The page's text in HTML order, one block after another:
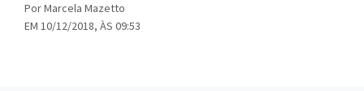
Por Marcela Mazetto
EM 10/12/2018, ÀS 09:53